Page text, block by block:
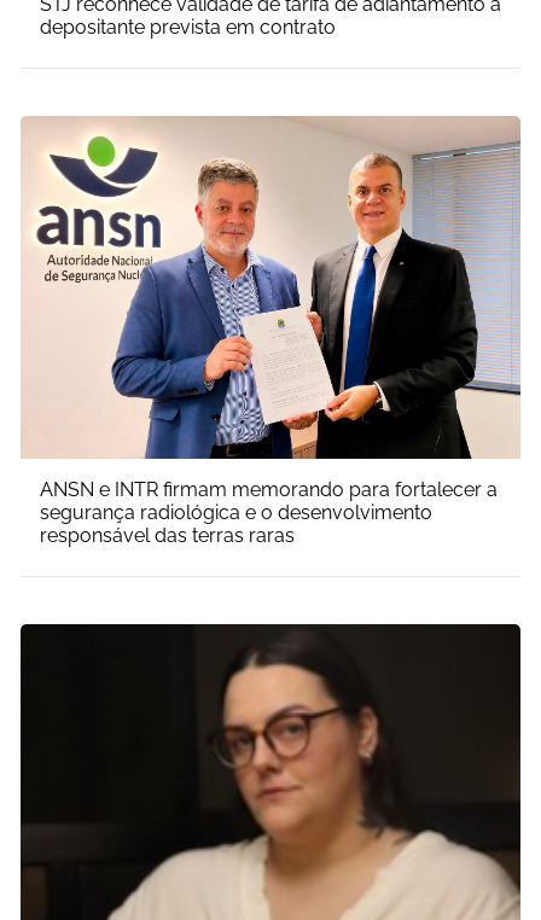
depositante prevista em contrato
ANSN e INTR firmam memorando para fortalecer a
segurança radiológica e o desenvolvimento
responsável das terras raras